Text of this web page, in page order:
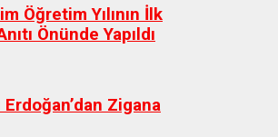
Öğretim Yılının İlk
Önünde Yapıldı
Zigana